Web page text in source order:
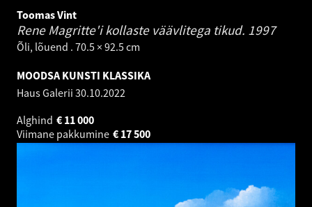
Toomas Vint
Rene Magritte'i kollaste väävlitega tikud. 1997
Õli, lõuend . 70.5 × 92.5 cm
MOODSA KUNSTI KLASSIKA
Haus Galerii 30.10.2022
Alghind
11 000
€
Viimane pakkumine
17 500
€